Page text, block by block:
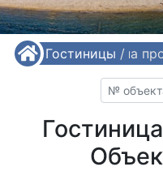
/ Гостиницы /
Гостиница на